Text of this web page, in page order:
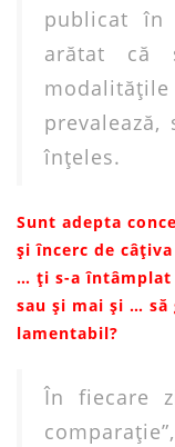
publicat în
arătat că
înţeles.
Sunt adepta
și încerc de
… ți s-a întâmplat
sau și mai și … să
lamentabil?
În fiecare